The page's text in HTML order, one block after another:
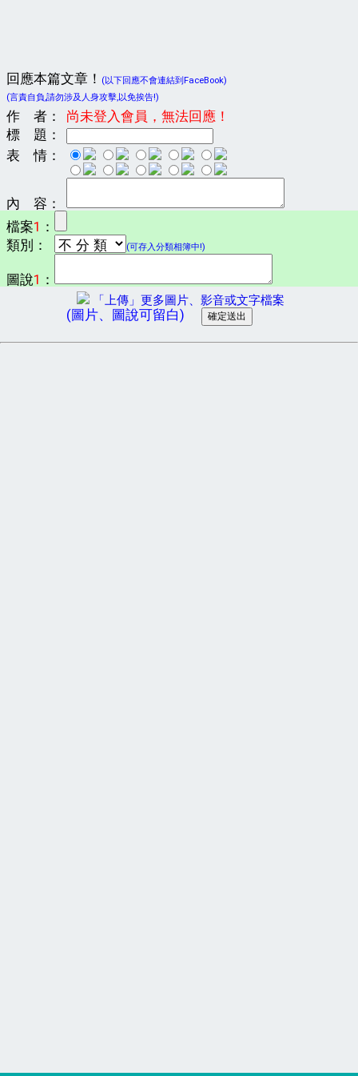
回應本篇文章！
(以下回應不會連結到FaceBook)
(言責自負,請勿涉及人身攻擊,以免挨告!)
作 者：
尚未登入會員，無法回應！
標 題：
表 情：
內 容：
檔案1 ：
類別：
(可存入分類相簿中!)
圖說1 ：
「上傳」更多圖片、影音或文字檔案
(圖片、圖說可留白)